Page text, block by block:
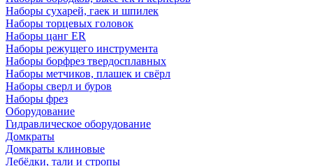
Наборы сухарей, гаек и шпилек
Наборы торцевых головок
Наборы цанг ER
Наборы режущего инструмента
Наборы борфрез твердосплавных
Наборы метчиков, плашек и свёрл
Наборы сверл и буров
Наборы фрез
Оборудование
Гидравлическое оборудование
Домкраты
Домкраты клиновые
Лебёдки, тали и стропы